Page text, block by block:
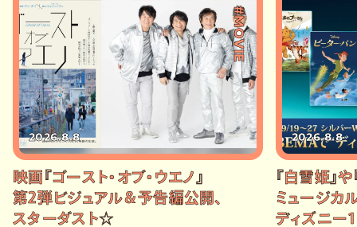
#MOVIE
2026.8.8
映画『ゴースト・オブ・ウエノ』
第2弾ビジュアル＆予告編公開、
スターダスト☆
2026.8.8
『白雪姫』
ミュージカル
ディズニー